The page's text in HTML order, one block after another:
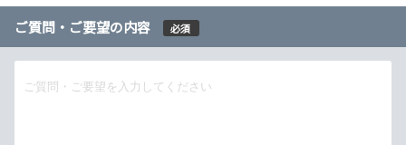
ご質問・ご要望の内容 必須